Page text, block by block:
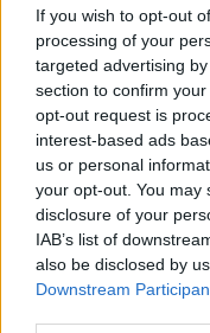
If you wish to opt-out
processing of your
targeted advertising
section to confirm
opt-out request is
interest-based ads
us or personal
your opt-out. You may
disclosure of your
IAB’s list of
also be disclosed by
Downstream
Žadą
Budrienės
–
prieš pat
aiškintis“(3)